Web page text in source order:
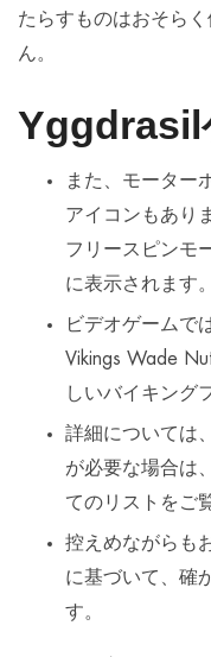
たらすものはおそら
ん。
Yggdrasil
また、モーター
アイコンもあり
フリースピンモ
に表示されます。
ビデオゲームで
Vikings Wade
しいバイキング
詳細については
が必要な場合は
てのリストをご
控えめながらも
に基づいて、確
す。